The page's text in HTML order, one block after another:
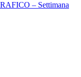
– Settimana